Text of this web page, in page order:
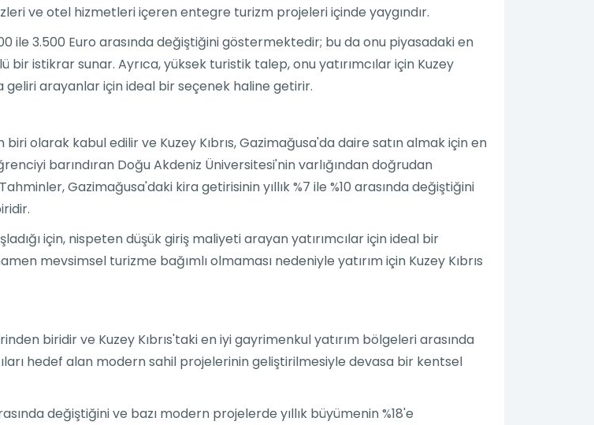
ve otel hizmetleri içeren entegre turizm projeleri içinde yaygındır.
ile 3.500 Euro arasında değiştiğini göstermektedir; bu da onu piyasadaki en
bir istikrar sunar. Ayrıca, yüksek turistik talep, onu yatırımcılar için Kuzey
geliri arayanlar için ideal bir seçenek haline getirir.
olarak kabul edilir ve Kuzey Kıbrıs, Gazimağusa'da daire satın almak için en
barındıran Doğu Akdeniz Üniversitesi'nin varlığından doğrudan
Gazimağusa'daki kira getirisinin yıllık %7 ile %10 arasında değiştiğini
için, nispeten düşük giriş maliyeti arayan yatırımcılar için ideal bir
mevsimsel turizme bağımlı olmaması nedeniyle yatırım için Kuzey Kıbrıs
biridir ve Kuzey Kıbrıs'taki en iyi gayrimenkul yatırım bölgeleri arasında
hedef alan modern sahil projelerinin geliştirilmesiyle devasa bir kentsel
değiştiğini ve bazı modern projelerde yıllık büyümenin %18'e